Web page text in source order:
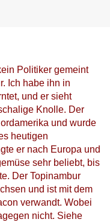
Politiker gemeint
Ich habe ihn in
und er sieht
Knolle. Der
und wurde
heutigen
er nach Europa und
sehr beliebt, bis
Der Topinambur
und ist mit dem
verwandt. Wobei
nicht. Siehe